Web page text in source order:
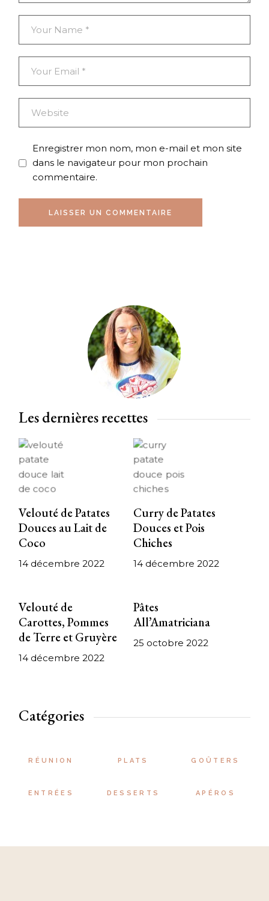
Enregistrer mon nom, mon e-mail et mon site
dans le navigateur pour mon prochain
commentaire.
LAISSER UN COMMENTAIRE
Les dernières recettes
Velouté de Patates
Douces au Lait de
Coco
14 décembre 2022
Curry de Patates
Douces et Pois
Chiches
14 décembre 2022
Velouté de
Carottes, Pommes
de Terre et Gruyère
14 décembre 2022
Pâtes
All’Amatriciana
25 octobre 2022
Catégories
RÉUNION PLATS GOÛTERS
ENTRÉES DESSERTS APÉROS